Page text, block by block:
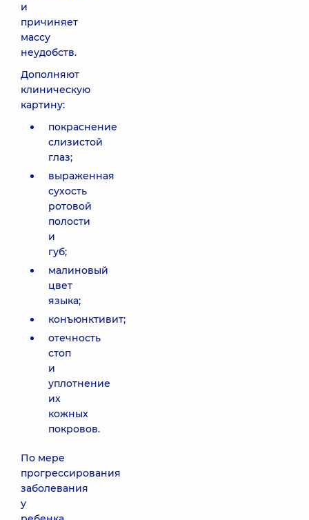
и
причиняет
массу
неудобств.
Дополняют
клиническую
картину:
покраснение
слизистой
глаз;
выраженная
сухость
ротовой
полости
и
губ;
малиновый
цвет
языка;
конъюнктивит;
отечность
стоп
и
уплотнение
их
кожных
покровов.
По мере
прогрессирования
заболевания
у